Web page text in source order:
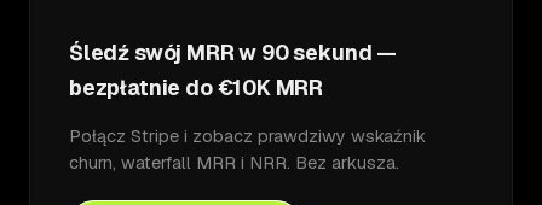
Śledź swój MRR w 90 sekund —
bezpłatnie do €10K MRR
Połącz Stripe i zobacz prawdziwy wskaźnik
churn, waterfall MRR i NRR. Bez arkusza.